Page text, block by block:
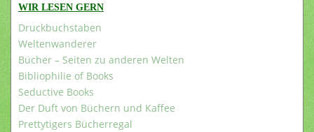
WIR LESEN GERN
Druckbuchstaben
Weltenwanderer
Bücher – Seiten zu anderen Welten
Bibliophilie of Books
Seductive Books
Der Duft von Büchern und Kaffee
Prettytigers Bücherregal